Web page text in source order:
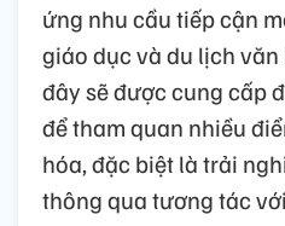
ứng nhu cầu tiếp cận
giáo dục và du lịch
đây sẽ được cung cấp
để tham quan nhiều
hóa, đặc biệt là trải
thông qua tương tác